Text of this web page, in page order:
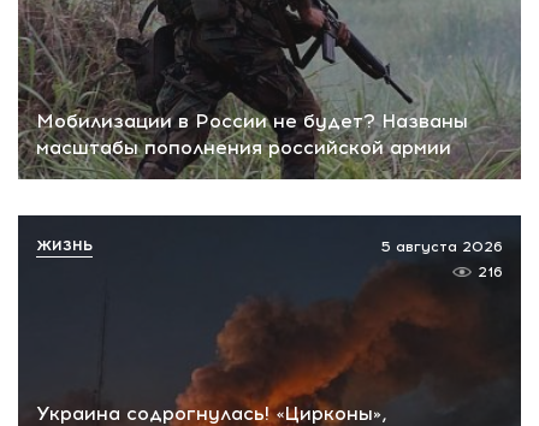
Мобилизации в России не будет? Названы
масштабы пополнения российской армии
Украина содрогнулась! «Цирконы»,
5 августа 2026
216
ЖИЗНЬ